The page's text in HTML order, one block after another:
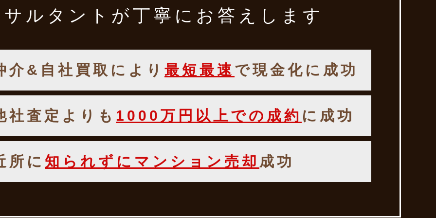
ルタントが丁寧にお答えします
介&自社買取により 最短最速 で現金化に成功
社査定よりも 1000万円以上での成約 に成功
所に 知られずにマンション売却 成功